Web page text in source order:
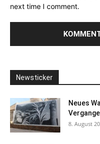
next time I comment.
Newsticker
Neues
8. August